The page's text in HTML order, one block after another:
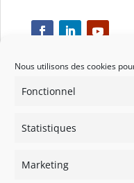
Nous utilisons des cookies
Fonctionnel
Statistiques
Marketing
Respect
Engagement
Qualité